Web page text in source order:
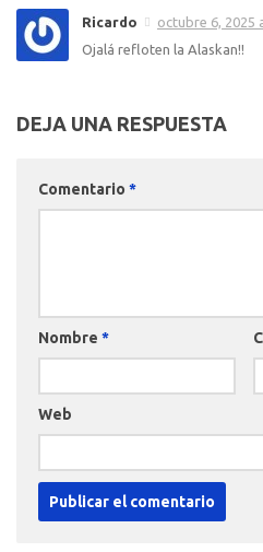
Ricardo
octubre 6, 2025
Ojalá refloten la Alaskan!!
DEJA UNA RESPUESTA
Comentario *
Nombre *
Web